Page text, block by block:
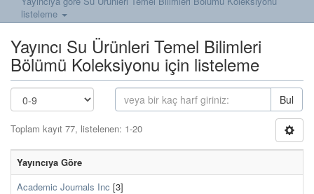
listeleme
Yayıncı Su Ürünleri Temel Bilimleri
Bölümü Koleksiyonu için listeleme
Bul
Toplam kayıt 77, listelenen: 1-20
Yayıncıya Göre
Academic Journals Inc [3]